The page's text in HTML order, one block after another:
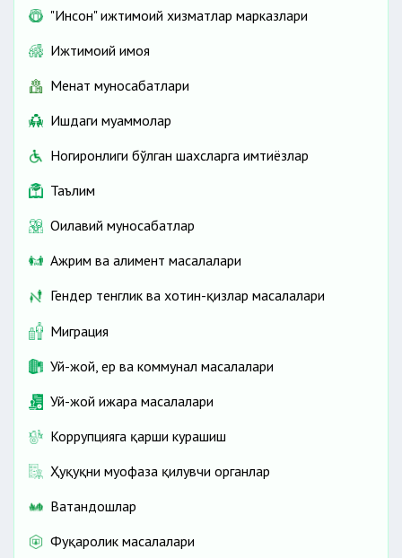
"Инсон" ижтимоий хизматлар марказлари
Ижтимоий ҳимоя
Меҳнат муносабатлари
Ишдаги муаммолар
Ногиронлиги бўлган шахсларга имтиёзлар
Таълим
Оилавий муносабатлар
Ажрим ва алимент масалалари
Гендер тенглик ва хотин-қизлар масалалари
Миграция
Уй-жой, ер ва коммунал масалалари
Уй-жой ижара масалалари
Коррупцияга қарши курашиш
Ҳуқуқни муҳофаза қилувчи органлар
Ватандошлар
Фуқаролик масалалари